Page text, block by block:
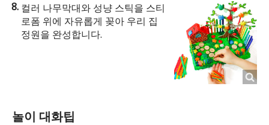
컬러 나무막대와 성냥 스틱을 스티
로폼 위에 자유롭게 꽂아 우리 집
정원을 완성합니다.
놀이 대화팁